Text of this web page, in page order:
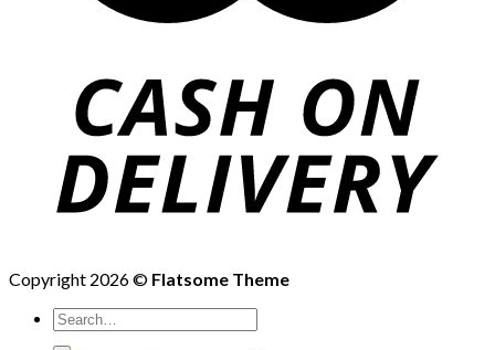
Copyright 2026 © Flatsome Theme
Search
for: